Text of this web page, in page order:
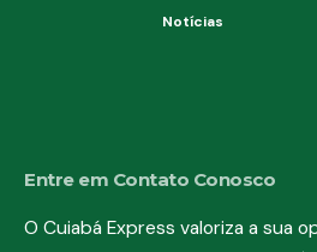
Notícias
Entre em Contato Conosco
O Cuiabá Express valoriza a sua